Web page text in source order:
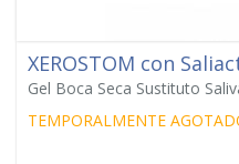
XEROSTOM con
Gel Boca Seca Sustituto
TEMPORALMENTE